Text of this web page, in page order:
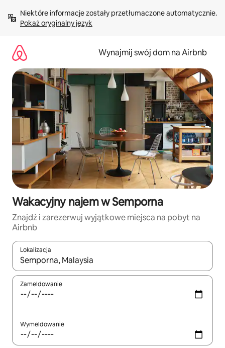
treści Pokaż oryginalny język
Wynajmij swój dom na Airbnb
Wakacyjny najem w Semporna
Znajdź i zarezerwuj wyjątkowe miejsca na pobyt na
Airbnb
Lokalizacja
Gdy wyniki będą dostępne, możesz poruszać się po nich za
Zameldowanie
Wymeldowanie